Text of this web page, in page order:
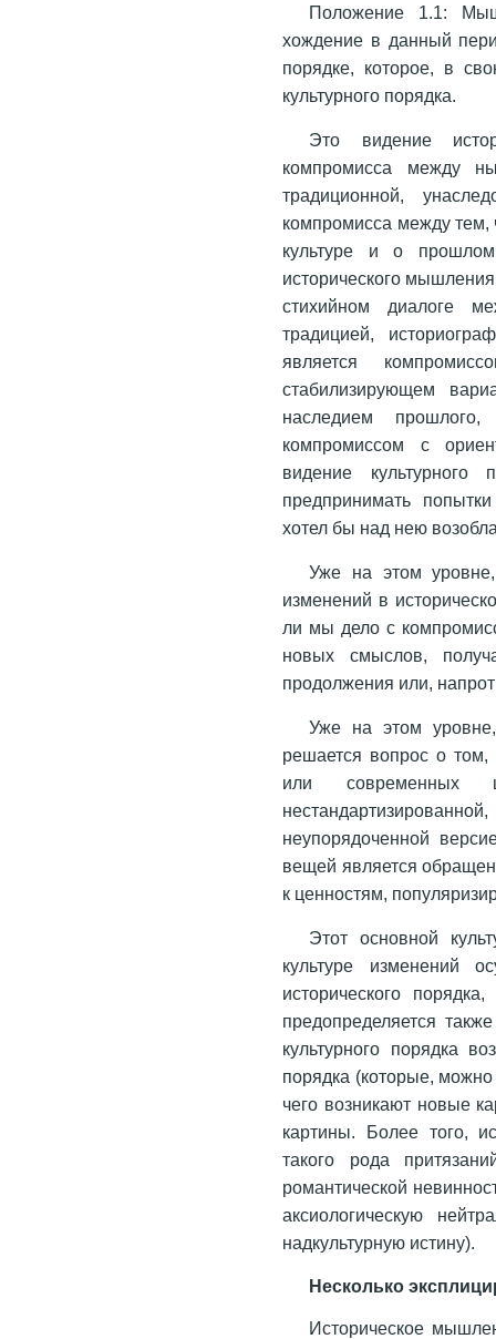
Положение 1.1:
хождение в данный
порядке, которое, в
культурного порядка.
Это видение
компромисса между
традиционной,
компромисса между
культуре и о
исторического
стихийном диалоге
традицией,
является
стабилизирующем
наследием
компромиссом с
видение
предпринимать
хотел бы над нею
Уже на этом
изменений в
ли мы дело с
новых смыслов,
продолжения или,
Уже на этом
решается вопрос о
или современных
неупорядоченной
вещей является
к ценностям,
Этот основной
культуре изменений
исторического
предопределяется
культурного порядка
порядка (которые, можно
чего возникают новые
картины. Более того,
такого рода
романтической
аксиологическую
надкультурную истину).
Несколько
Историческое